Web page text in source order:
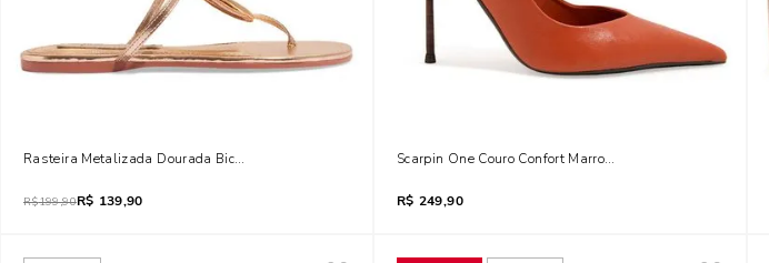
Rasteira Metalizada Dourada Bico Redondo
R$199,90R$ 139,90
Scarpin One Couro Confort Marrom Salto Agulha
R$ 249,90